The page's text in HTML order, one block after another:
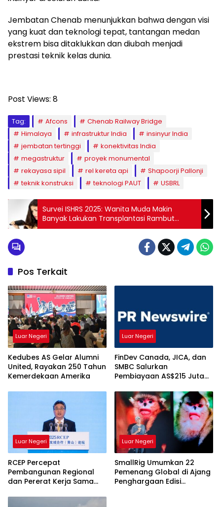
Jembatan Chenab menunjukkan bahwa dengan visi
yang kuat dan teknologi tepat, tantangan medan
ekstrem bisa ditaklukkan dan diubah menjadi
prestasi teknik kelas dunia.
Post Views: 8
Tag: Afcons
Chenab Railway Bridge
Himalaya
infrastruktur India
insinyur India
jembatan tertinggi
konektivitas India
megastruktur
proyek monumental
rekayasa sipil
rel kereta api
Shapoorji Pallonji
teknik konstruksi
teknologi PAUT USBRL
Survei ISHRS 2025: Wanita Muda Makin
Banyak Lakukan Transplantasi Rambut
Karena Rontok
Pos Terkait
Luar Negeri
Kedubes AS Gelar Alumni
United, Rayakan 250 Tahun
Kemerdekaan Amerika
Luar Negeri
FinDev Canada, JICA, dan
SMBC Salurkan
Pembiayaan AS$215 Juta
Tujuannya
Luar Negeri
RCEP Percepat
Pembangunan Regional
dan Pererat Kerja Sama
Luar Negeri
SmallRig Umumkan 22
Pemenang Global di Ajang
Penghargaan Edisi